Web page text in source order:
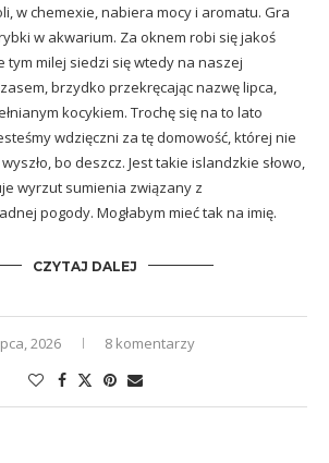
w chemexie, nabiera mocy i aromatu. Gra
w akwarium. Za oknem robi się jakoś
tym milej siedzi się wtedy na naszej
brzydko przekręcając nazwę lipca,
kocykiem. Trochę się na to lato
wdzięczni za tę domowość, której nie
bo deszcz. Jest takie islandzkie słowo,
wyrzut sumienia związany z
pogody. Mogłabym mieć tak na imię.
CZYTAJ DALEJ
2026 8 komentarzy